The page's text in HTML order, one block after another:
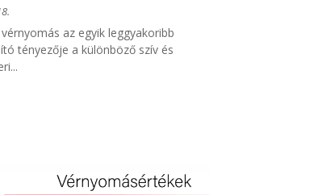
az egyik leggyakoribb
tényezője a különböző szív és